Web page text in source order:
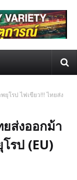
ยุโรป ไฟเขียว!!! ไทยส่ง
ส่งออกม้า
รป (EU)